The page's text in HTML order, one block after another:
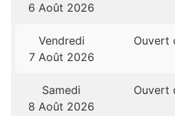
6 Août 2026
Vendredi
7 Août 2026
Ouvert
Samedi
8 Août 2026
Ouvert